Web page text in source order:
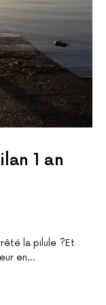
1 an
la pilule ?Et
en…